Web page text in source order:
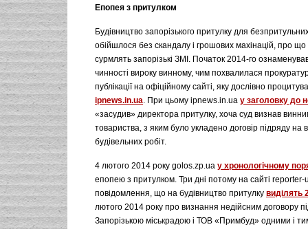
Епопея з притулком
Будівництво запорізького притулку для
обійшлося без скандалу і грошових махінацій, про
сурмлять запорізькі ЗМІ. Початок 2014-го
чинності вироку винному, чим похвалилася
публікації на офіційному сайті, яку дослівно
ipnews.in.ua. При цьому ipnews.in.ua у заголовку до
«засудив» директора притулку, хоча суд визнав
товариства, з яким було укладено договір підряду на
будівельних робіт.
4 лютого 2014 року golos.zp.ua у хронологічному
епопею з притулком. Три дні потому на сайті reporter-
повідомлення, що на будівництво притулку виділять
лютого 2014 року про визнання недійсним договору
Запорізькою міськрадою і ТОВ «Примбуд» одними і